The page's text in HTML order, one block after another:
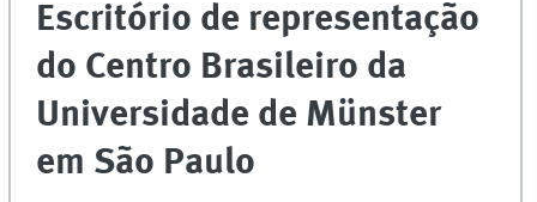
Escritório de representação
do Centro Brasileiro da
Universidade de Münster
em São Paulo